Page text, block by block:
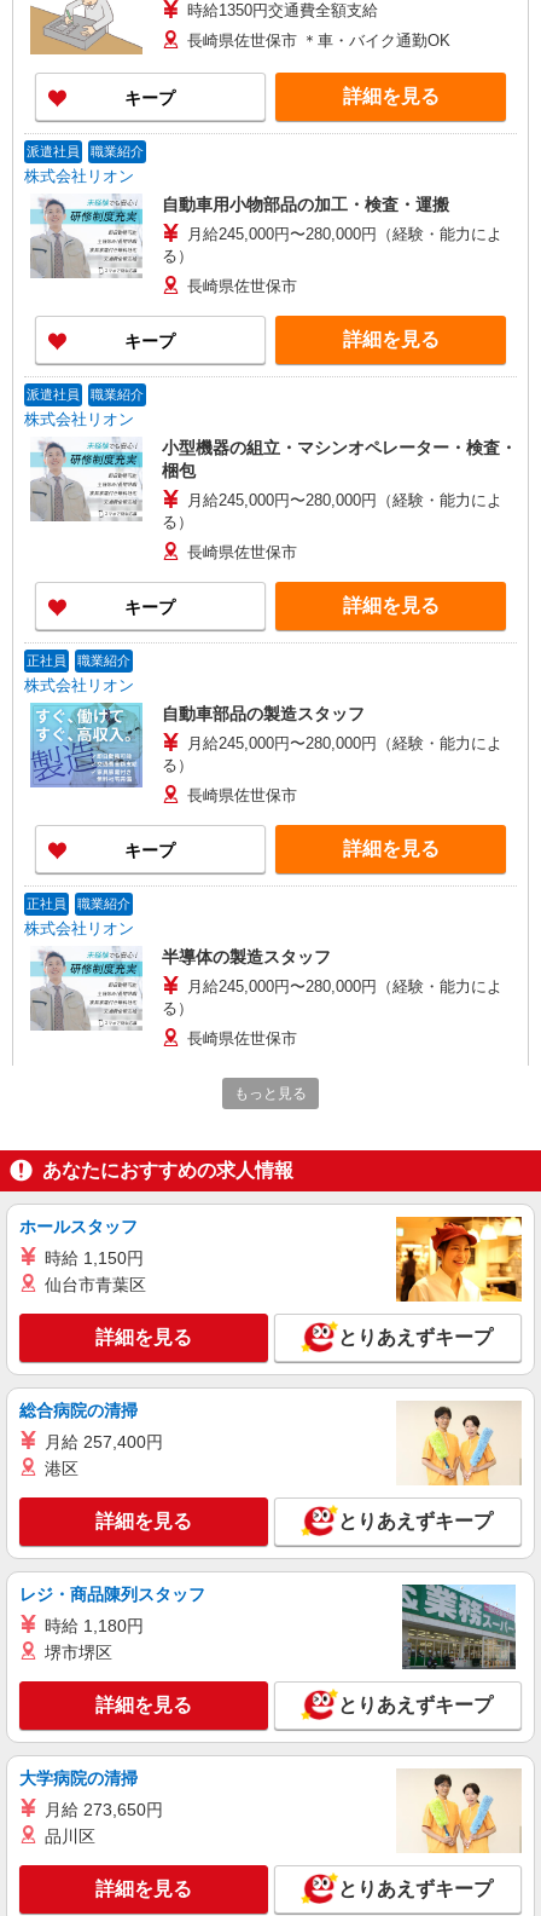
時給1350円交通費全額支給
長崎県佐世保市 ＊車・バイク通勤OK
キープ 詳細を見る
派遣社員 職業紹介
株式会社リオン
自動車用小物部品の加工・検査・運搬
月給245,000円〜280,000円（経験・能力によ
る）
長崎県佐世保市
キープ 詳細を見る
派遣社員 職業紹介
株式会社リオン
小型機器の組立・マシンオペレーター・検査・
梱包
月給245,000円〜280,000円（経験・能力によ
る）
長崎県佐世保市
キープ 詳細を見る
正社員 職業紹介
株式会社リオン
自動車部品の製造スタッフ
月給245,000円〜280,000円（経験・能力によ
る）
長崎県佐世保市
キープ 詳細を見る
正社員 職業紹介
株式会社リオン
半導体の製造スタッフ
月給245,000円〜280,000円（経験・能力によ
る）
長崎県佐世保市
株式会社リオン
加工機械の操作
月給245,000円〜280,000円（経験・能力によ
キープ 詳細を見る
もっと見る
あなたにおすすめの求人情報
ホールスタッフ
時給 1,150円
仙台市青葉区
詳細を見る とりあえずキープ
総合病院の清掃
月給 257,400円
港区
詳細を見る とりあえずキープ
レジ・商品陳列スタッフ
時給 1,180円
堺市堺区
詳細を見る とりあえずキープ
大学病院の清掃
月給 273,650円
品川区
詳細を見る とりあえずキープ